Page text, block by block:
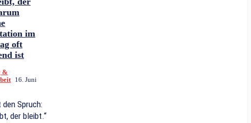
im
oft
ist
&
16. Juni
Spruch:
der bleibt.“